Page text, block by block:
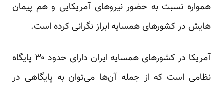
همواره نسبت به حضور نیروهای آمریکایی و هم پیمان
هایش در کشورهای همسایه ابراز نگرانی کرده است.
آمریکا در کشورهای همسایه ایران دارای حدود ۳۰ پایگاه
نظامی است که از جمله آن‌ها می‌توان به پایگاهی در